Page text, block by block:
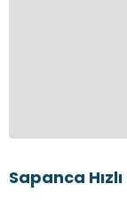
Sapanca